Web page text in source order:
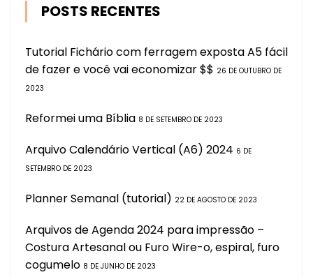
POSTS RECENTES
Tutorial Fichário com ferragem exposta A5 fácil
de fazer e você vai economizar $$ 26 DE OUTUBRO DE
2023
Reformei uma Bíblia 8 DE SETEMBRO DE 2023
Arquivo Calendário Vertical (A6) 2024 6 DE
SETEMBRO DE 2023
Planner Semanal (tutorial) 22 DE AGOSTO DE 2023
Arquivos de Agenda 2024 para impressão –
Costura Artesanal ou Furo Wire-o, espiral, furo
cogumelo 8 DE JUNHO DE 2023